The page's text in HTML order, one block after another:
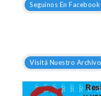
Seguinos En Facebook
Visitá Nuestro Archivo